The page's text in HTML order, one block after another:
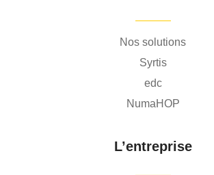
Nos solutions
Syrtis
edc
NumaHOP
L’entreprise